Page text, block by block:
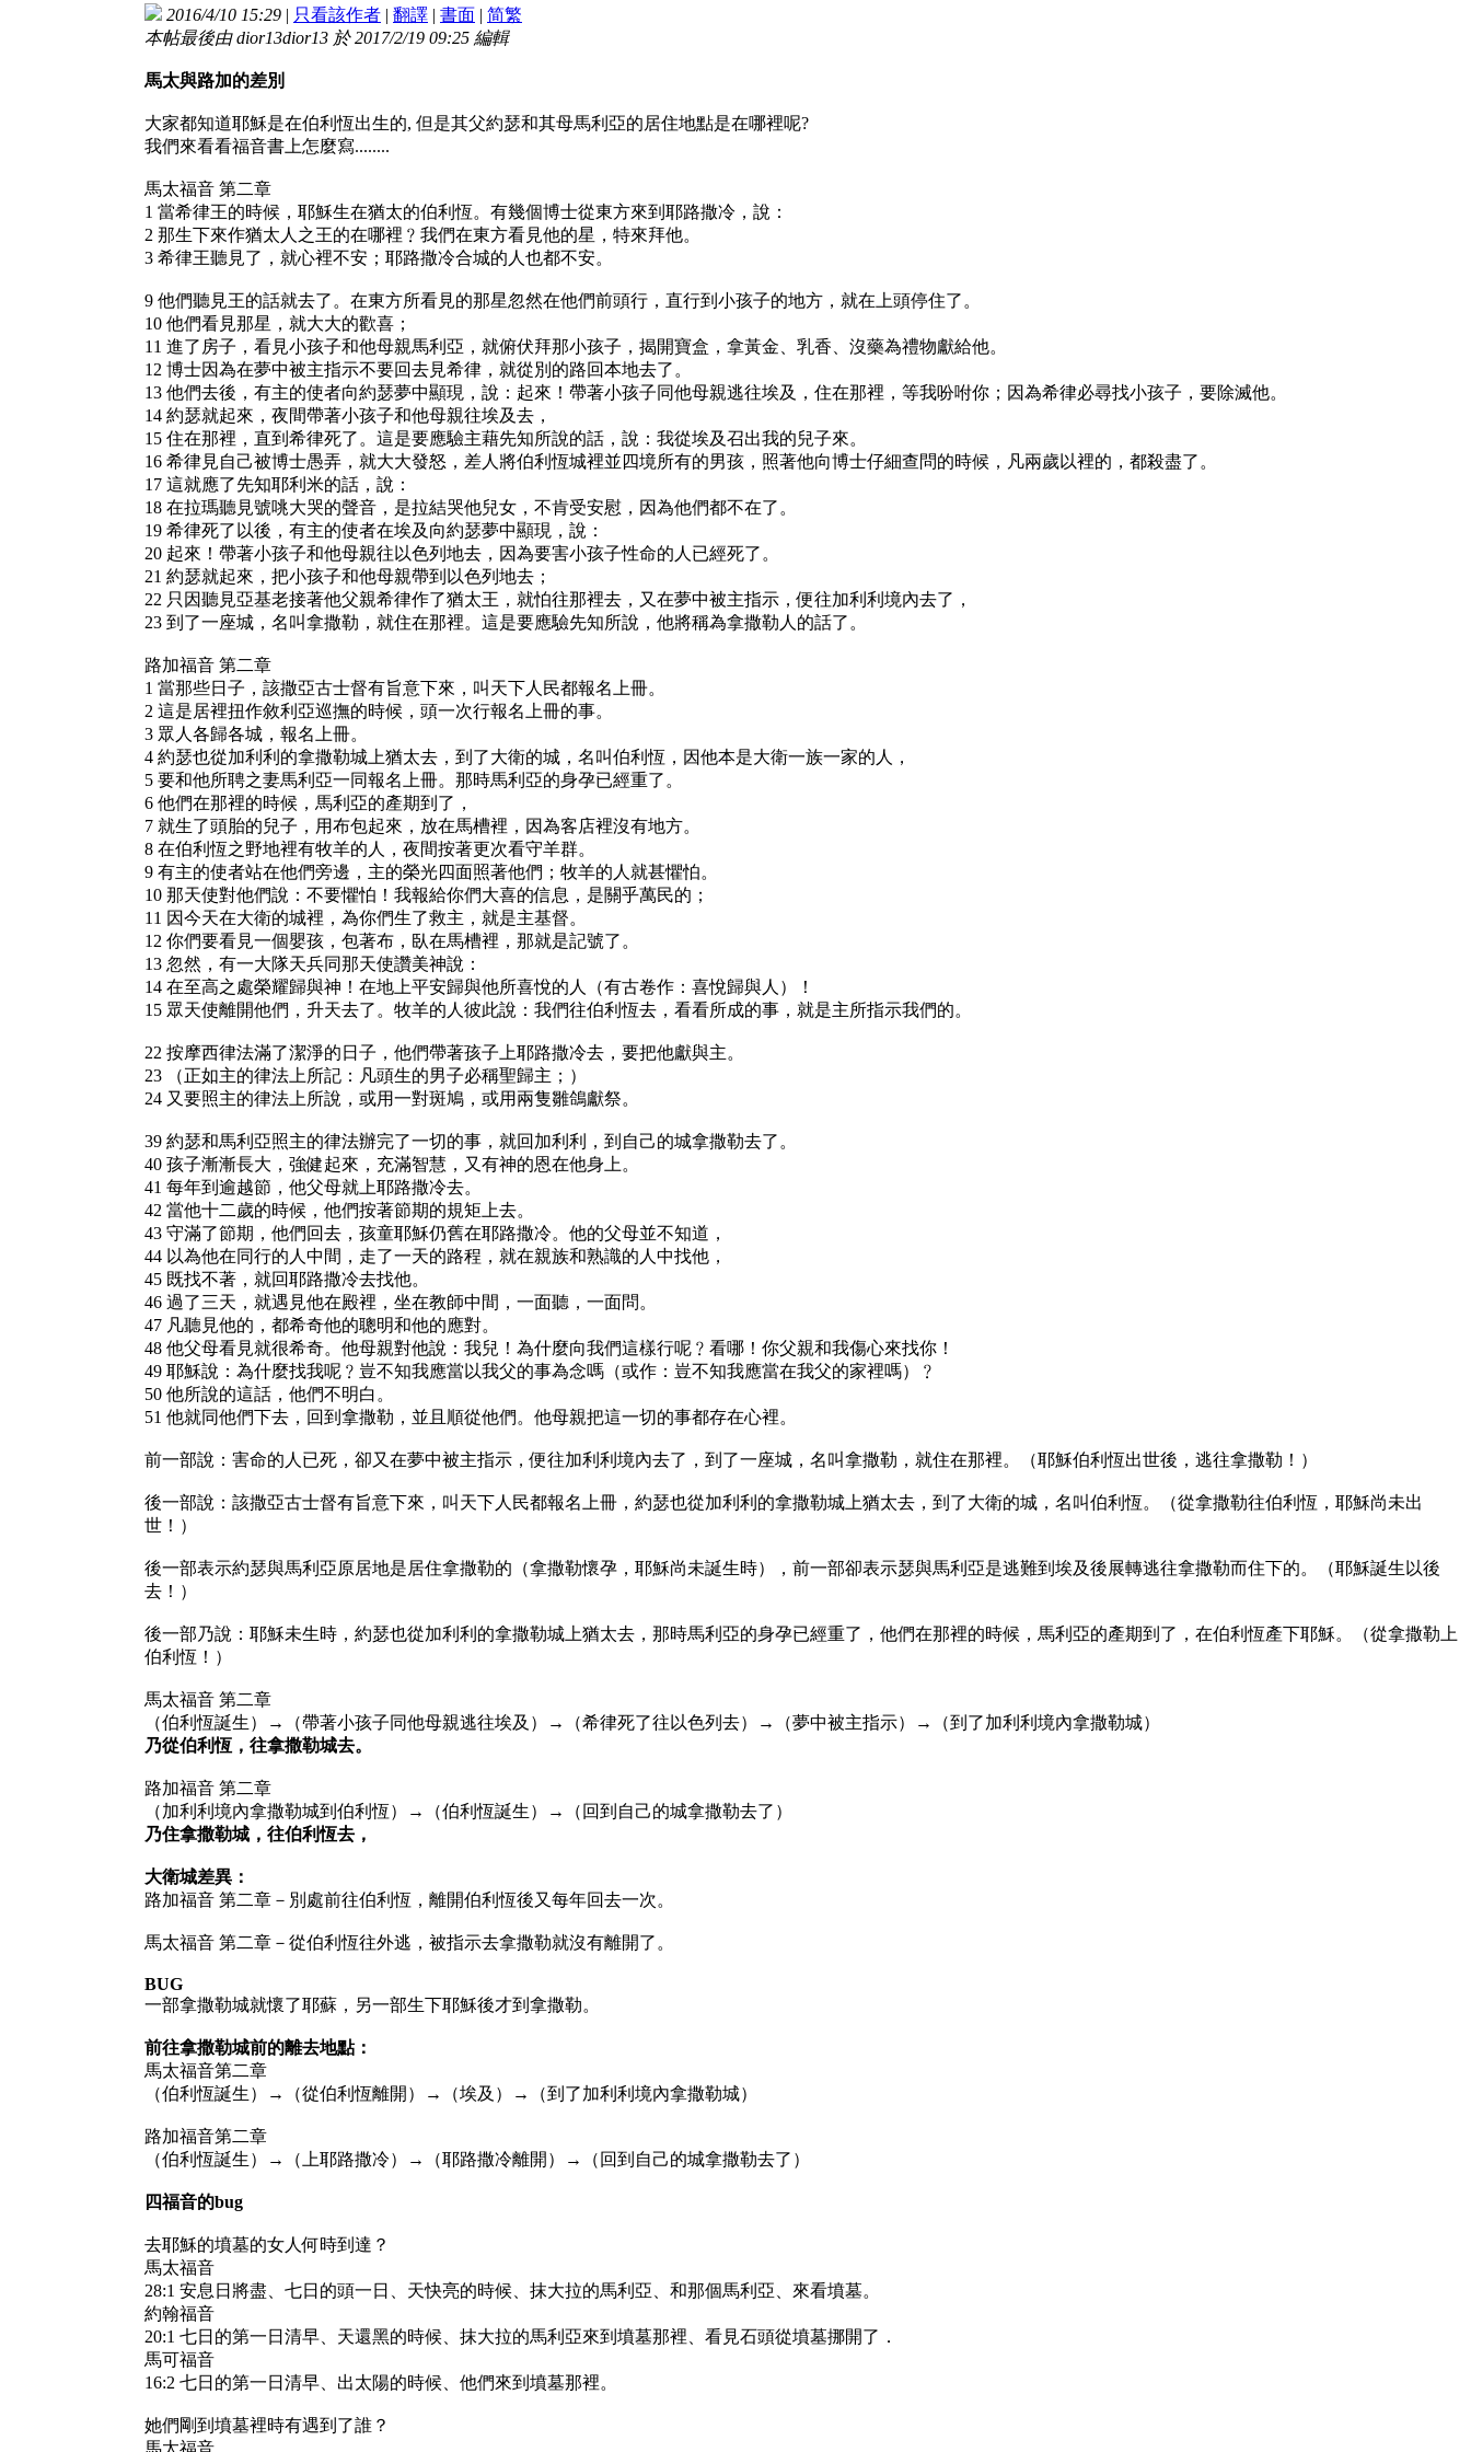
2016/4/10 15:29 | 只看該作者 | 翻譯 | 書面 | 简繁
本帖最後由 dior13dior13 於 2017/2/19 09:25 編輯
馬太與路加的差別
大家都知道耶穌是在伯利恆出生的, 但是其父約瑟和其母馬利亞的居住地點是在哪裡呢?
我們來看看福音書上怎麼寫........
馬太福音 第二章
1 當希律王的時候，耶穌生在猶太的伯利恆。有幾個博士從東方來到耶路撒冷，說：
2 那生下來作猶太人之王的在哪裡﹖我們在東方看見他的星，特來拜他。
3 希律王聽見了，就心裡不安；耶路撒冷合城的人也都不安。
9 他們聽見王的話就去了。在東方所看見的那星忽然在他們前頭行，直行到小孩子的地方，就在上頭停住了。
10 他們看見那星，就大大的歡喜；
11 進了房子，看見小孩子和他母親馬利亞，就俯伏拜那小孩子，揭開寶盒，拿黃金、乳香、沒藥為禮物獻給他。
12 博士因為在夢中被主指示不要回去見希律，就從別的路回本地去了。
13 他們去後，有主的使者向約瑟夢中顯現，說：起來！帶著小孩子同他母親逃往埃及，住在那裡，等我吩咐你；因為希律必尋找小孩子，要除滅他。
14 約瑟就起來，夜間帶著小孩子和他母親往埃及去，
15 住在那裡，直到希律死了。這是要應驗主藉先知所說的話，說：我從埃及召出我的兒子來。
16 希律見自己被博士愚弄，就大大發怒，差人將伯利恆城裡並四境所有的男孩，照著他向博士仔細查問的時候，凡兩歲以裡的，都殺盡了。
17 這就應了先知耶利米的話，說：
18 在拉瑪聽見號咷大哭的聲音，是拉結哭他兒女，不肯受安慰，因為他們都不在了。
19 希律死了以後，有主的使者在埃及向約瑟夢中顯現，說：
20 起來！帶著小孩子和他母親往以色列地去，因為要害小孩子性命的人已經死了。
21 約瑟就起來，把小孩子和他母親帶到以色列地去；
22 只因聽見亞基老接著他父親希律作了猶太王，就怕往那裡去，又在夢中被主指示，便往加利利境內去了，
23 到了一座城，名叫拿撒勒，就住在那裡。這是要應驗先知所說，他將稱為拿撒勒人的話了。
路加福音 第二章
1 當那些日子，該撒亞古士督有旨意下來，叫天下人民都報名上冊。
2 這是居裡扭作敘利亞巡撫的時候，頭一次行報名上冊的事。
3 眾人各歸各城，報名上冊。
4 約瑟也從加利利的拿撒勒城上猶太去，到了大衛的城，名叫伯利恆，因他本是大衛一族一家的人，
5 要和他所聘之妻馬利亞一同報名上冊。那時馬利亞的身孕已經重了。
6 他們在那裡的時候，馬利亞的產期到了，
7 就生了頭胎的兒子，用布包起來，放在馬槽裡，因為客店裡沒有地方。
8 在伯利恆之野地裡有牧羊的人，夜間按著更次看守羊群。
9 有主的使者站在他們旁邊，主的榮光四面照著他們；牧羊的人就甚懼怕。
10 那天使對他們說：不要懼怕！我報給你們大喜的信息，是關乎萬民的；
11 因今天在大衛的城裡，為你們生了救主，就是主基督。
12 你們要看見一個嬰孩，包著布，臥在馬槽裡，那就是記號了。
13 忽然，有一大隊天兵同那天使讚美神說：
14 在至高之處榮耀歸與神！在地上平安歸與他所喜悅的人（有古卷作：喜悅歸與人）！
15 眾天使離開他們，升天去了。牧羊的人彼此說：我們往伯利恆去，看看所成的事，就是主所指示我們的。
22 按摩西律法滿了潔淨的日子，他們帶著孩子上耶路撒冷去，要把他獻與主。
23 （正如主的律法上所記：凡頭生的男子必稱聖歸主；）
24 又要照主的律法上所說，或用一對斑鳩，或用兩隻雛鴿獻祭。
39 約瑟和馬利亞照主的律法辦完了一切的事，就回加利利，到自己的城拿撒勒去了。
40 孩子漸漸長大，強健起來，充滿智慧，又有神的恩在他身上。
41 每年到逾越節，他父母就上耶路撒冷去。
42 當他十二歲的時候，他們按著節期的規矩上去。
43 守滿了節期，他們回去，孩童耶穌仍舊在耶路撒冷。他的父母並不知道，
44 以為他在同行的人中間，走了一天的路程，就在親族和熟識的人中找他，
45 既找不著，就回耶路撒冷去找他。
46 過了三天，就遇見他在殿裡，坐在教師中間，一面聽，一面問。
47 凡聽見他的，都希奇他的聰明和他的應對。
48 他父母看見就很希奇。他母親對他說：我兒！為什麼向我們這樣行呢﹖看哪！你父親和我傷心來找你！
49 耶穌說：為什麼找我呢﹖豈不知我應當以我父的事為念嗎（或作：豈不知我應當在我父的家裡嗎）﹖
50 他所說的這話，他們不明白。
51 他就同他們下去，回到拿撒勒，並且順從他們。他母親把這一切的事都存在心裡。
前一部說：害命的人已死，卻又在夢中被主指示，便往加利利境內去了，到了一座城，名叫拿撒勒，就住在那裡。（耶穌伯利恆出世後，逃往拿撒勒！）
後一部說：該撒亞古士督有旨意下來，叫天下人民都報名上冊，約瑟也從加利利的拿撒勒城上猶太去，到了大衛的城，名叫伯利恆。（從拿撒勒往伯利恆，耶穌尚未出
世！）
後一部表示約瑟與馬利亞原居地是居住拿撒勒的（拿撒勒懷孕，耶穌尚未誕生時），前一部卻表示瑟與馬利亞是逃難到埃及後展轉逃往拿撒勒而住下的。（耶穌誕生以後
去！）
後一部乃說：耶穌未生時，約瑟也從加利利的拿撒勒城上猶太去，那時馬利亞的身孕已經重了，他們在那裡的時候，馬利亞的產期到了，在伯利恆產下耶穌。（從拿撒勒上
伯利恆！）
馬太福音 第二章
（伯利恆誕生）→（帶著小孩子同他母親逃往埃及）→（希律死了往以色列去）→（夢中被主指示）→（到了加利利境內拿撒勒城）
乃從伯利恆，往拿撒勒城去。
路加福音 第二章
（加利利境內拿撒勒城到伯利恆）→（伯利恆誕生）→（回到自己的城拿撒勒去了）
乃住拿撒勒城，往伯利恆去，
大衛城差異：
路加福音 第二章－別處前往伯利恆，離開伯利恆後又每年回去一次。
馬太福音 第二章－從伯利恆往外逃，被指示去拿撒勒就沒有離開了。
BUG
一部拿撒勒城就懷了耶蘇，另一部生下耶穌後才到拿撒勒。
前往拿撒勒城前的離去地點：
馬太福音第二章
（伯利恆誕生）→（從伯利恆離開）→（埃及）→（到了加利利境內拿撒勒城）
路加福音第二章
（伯利恆誕生）→（上耶路撒冷）→（耶路撒冷離開）→（回到自己的城拿撒勒去了）
四福音的bug
去耶穌的墳墓的女人何時到達？
馬太福音
28:1 安息日將盡、七日的頭一日、天快亮的時候、抹大拉的馬利亞、和那個馬利亞、來看墳墓。
約翰福音
20:1 七日的第一日清早、天還黑的時候、抹大拉的馬利亞來到墳墓那裡、看見石頭從墳墓挪開了．
馬可福音
16:2 七日的第一日清早、出太陽的時候、他們來到墳墓那裡。
她們剛到墳墓裡時有遇到了誰？
馬太福音